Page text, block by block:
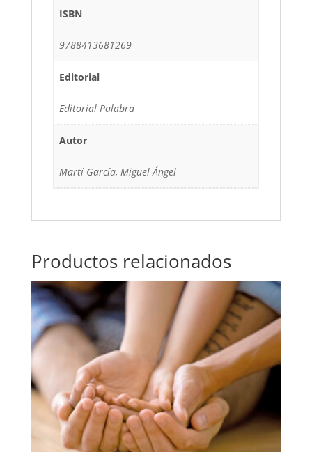
ISBN
9788413681269
Editorial
Editorial Palabra
Autor
Martí García, Miguel-Ángel
Productos relacionados